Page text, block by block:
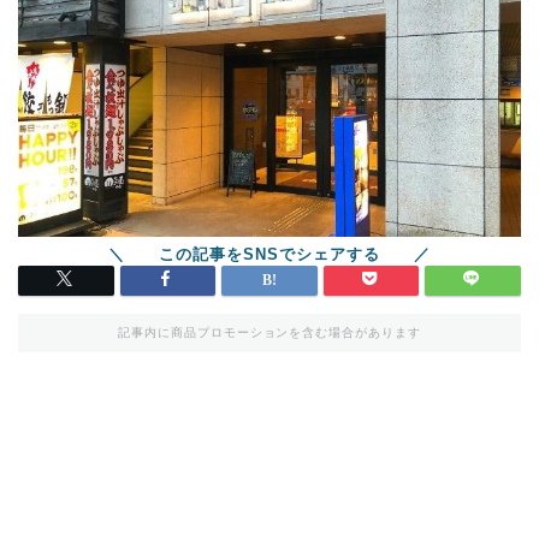
記事内に商品プロモーションを含む場合があります